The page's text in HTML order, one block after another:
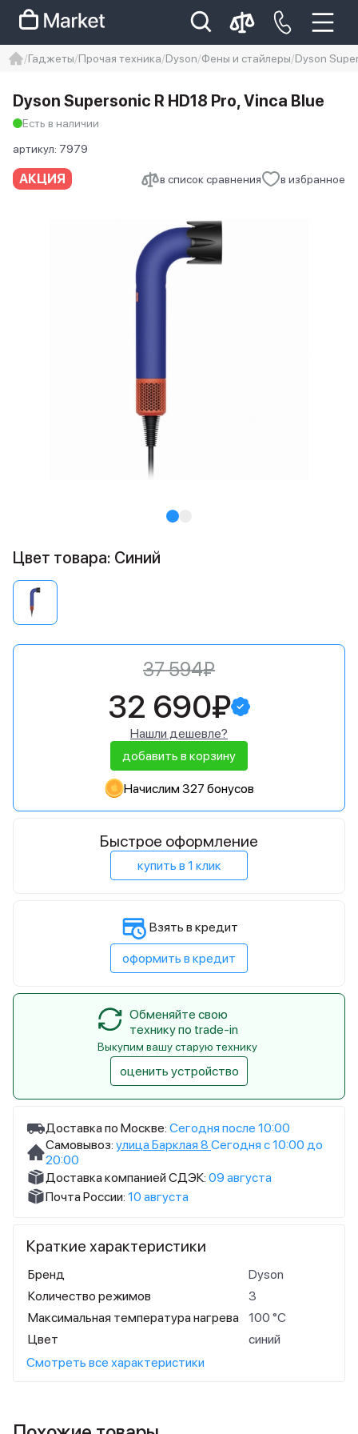
Iphone 14 pro max
айфон 14
Гаджеты Прочая техника Dyson Фены и стайлеры Dyson
АКЦИЯ в список сравнения в избранное
Dyson Supersonic R HD18 Pro, Vinca Blue
Есть в наличии
артикул: 7979
Доставка по Москве: Сегодня после 10:00
Самовывоз: улица Барклая 8 Сегодня с 10:00 до
20:00
Доставка компанией СДЭК: 09 августа
Почта России: 10 августа
Краткие характеристики
Бренд
Dyson
Количество режимов
3
Максимальная температура нагрева
100 °С
Цвет
синий
Смотреть все характеристики
Цвет товара: Синий
37 594₽
32 690₽
Нашли дешевле?
добавить в корзину
Начислим 327 бонусов
Быстрое оформление
купить в 1 клик
Взять в кредит
оформить в кредит
Обменяйте свою
технику по trade-in
Выкупим вашу старую технику
оценить устройство